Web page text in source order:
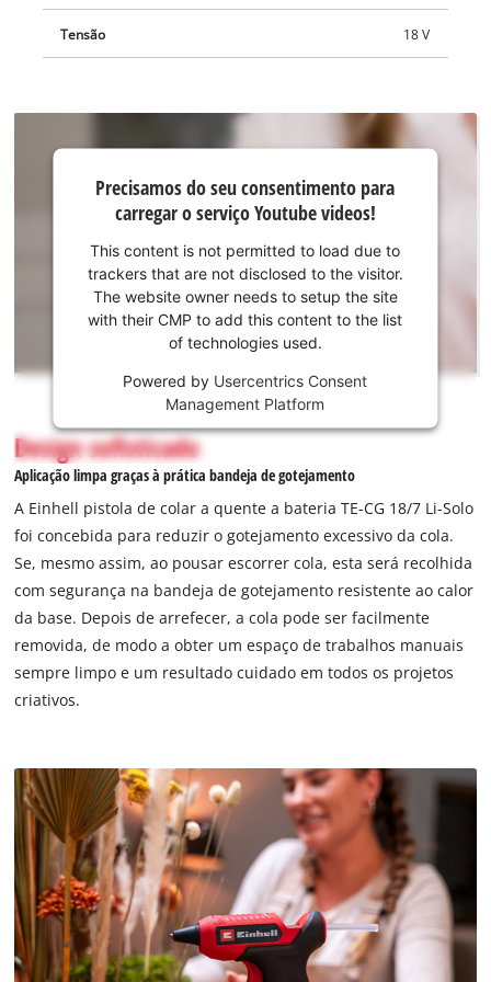
X-Change em utilização. Estão incluídos três bastões de cola
(Ø 7 mm) estão no âmbito de fornecimento. Fornecim. ocorre
s/ a bat. e carreg., dispon. em separado.
Tensão 18 V
consentimento
para carregar o
serviço
Youtube!
is
permitted
to
load
to
trackers
that
are
not
to
the
visitor.
owner
needs
to
setup
the
site
with
their
CMP
Precisamos do seu consentimento para
carregar o serviço Youtube videos!
This content is not permitted to load due to
trackers that are not disclosed to the visitor.
The website owner needs to setup the site
with their CMP to add this content to the list
of technologies used.
Powered by Usercentrics Consent
Management Platform
Design sofisticado
Aplicação limpa graças à prática bandeja de gotejamento
A Einhell pistola de colar a quente a bateria TE-CG 18/7 Li-Solo
foi concebida para reduzir o gotejamento excessivo da cola.
Se, mesmo assim, ao pousar escorrer cola, esta será recolhida
com segurança na bandeja de gotejamento resistente ao calor
da base. Depois de arrefecer, a cola pode ser facilmente
removida, de modo a obter um espaço de trabalhos manuais
sempre limpo e um resultado cuidado em todos os projetos
criativos.